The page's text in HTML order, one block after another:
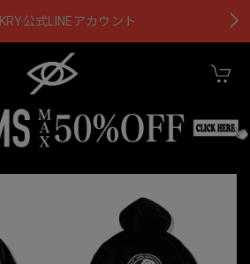
KRY公式LINEアカウント